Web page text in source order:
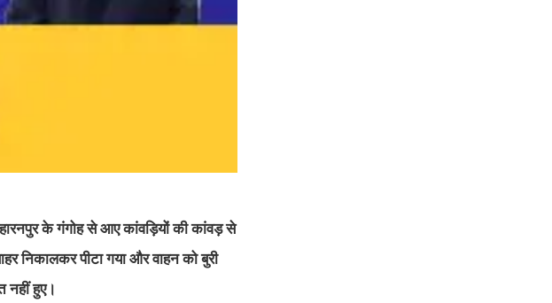
के गंगोह से आए कांवड़ियों की कांवड़ से
निकालकर पीटा गया और वाहन को बुरी
नहीं हुए।